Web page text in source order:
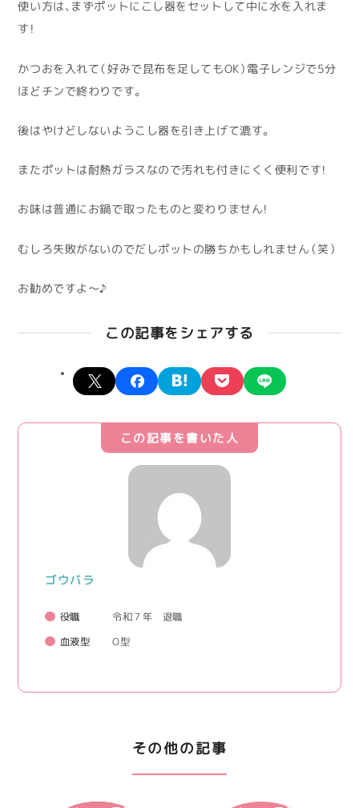
使い方は、まずポットにこし器をセットして中に水を入れま
す！
かつおを入れて（好みで昆布を足してもOK）電子レンジで5分
ほどチンで終わりです。
後はやけどしないようこし器を引き上げて漉す。
またポットは耐熱ガラスなので汚れも付きにくく便利です！
お味は普通にお鍋で取ったものと変わりません！
むしろ失敗がないのでだしポットの勝ちかもしれません（笑）
お勧めですよ～♪
この記事をシェアする
X facebookhatena pocket
この記事を書いた人
ゴウバラ
役職 令和７年 退職
血液型 O型
その他の記事